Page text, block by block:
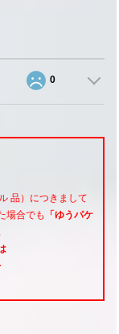
0
品）につきまして
場合でも
「ゆうパケ